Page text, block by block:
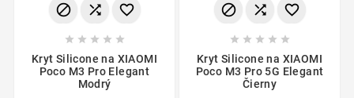
  
    
Kryt Silicone na XIAOMI
Poco M3 Pro Elegant
Modrý
  
    
Kryt Silicone na XIAOMI
Poco M3 Pro 5G Elegant
Čierny